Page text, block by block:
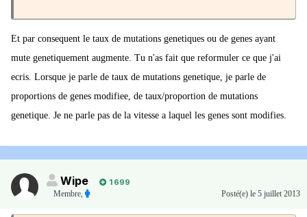
Et par consequent le taux de mutations genetiques ou de genes ayant
mute genetiquement augmente. Tu n'as fait que reformuler ce que j'ai
ecris. Lorsque je parle de taux de mutations genetique, je parle de
proportions de genes modifiee, de taux/proportion de mutations
genetique. Je ne parle pas de la vitesse a laquel les genes sont modifies.
Wipe
1 699
Membre, Posté(e) le 5 juillet 2013